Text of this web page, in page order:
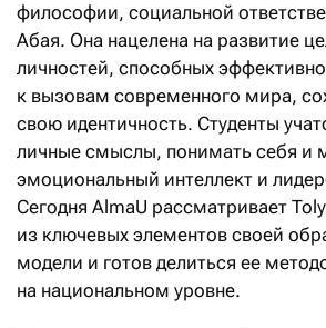
философии, социальной
Абая. Она нацелена на развитие
личностей, способных
к вызовам современного мира,
свою идентичность. Студенты
личные смыслы, понимать себя и
эмоциональный интеллект и
Сегодня AlmaU рассматривает
из ключевых элементов своей
модели и готов делиться ее
на национальном уровне.